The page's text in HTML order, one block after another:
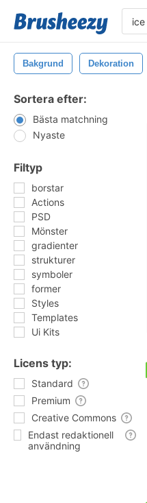
Bakgrund Dekoration
Sortera efter:
Bästa matchning
Nyaste
Filtyp
borstar
Actions
PSD
Mönster
gradienter
strukturer
symboler
former
Styles
Templates
Ui Kits
Licens typ:
Standard
Premium
Creative Commons
Endast redaktionell
användning